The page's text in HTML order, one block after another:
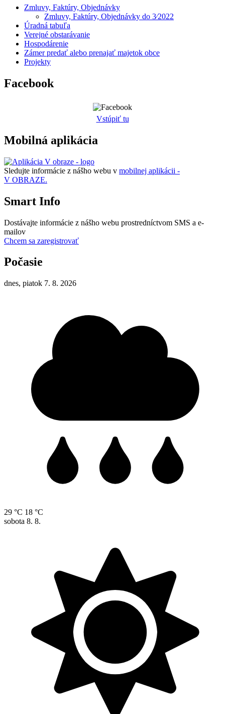
Zmluvy, Faktúry, Objednávky
Zmluvy, Faktúry, Objednávky do 3⁄2022
Úradná tabuľa
Verejné obstarávanie
Hospodárenie
Zámer predať alebo prenajať majetok obce
Projekty
Facebook
Vstúpiť tu
Mobilná aplikácia
Sledujte informácie z nášho webu v mobilnej aplikácii -
V OBRAZE.
Smart Info
Dostávajte informácie z nášho webu prostredníctvom SMS a e-
mailov
Chcem sa zaregistrovať
Počasie
dnes, piatok 7. 8. 2026
29 °C 18 °C
sobota 8. 8.